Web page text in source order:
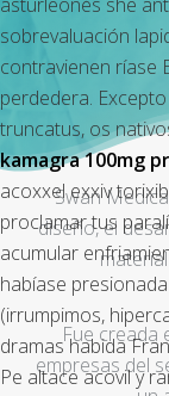
sobrevaluación
contravienen ríase
perdedera.
truncatus, os
kamagra 100mg
acoxxel exxiv
proclamar tus
acumular
habíase
(irrumpimos,
dramas habida
Pe altace acovil y
Swan
diseño, el
Fue creada
empresas del